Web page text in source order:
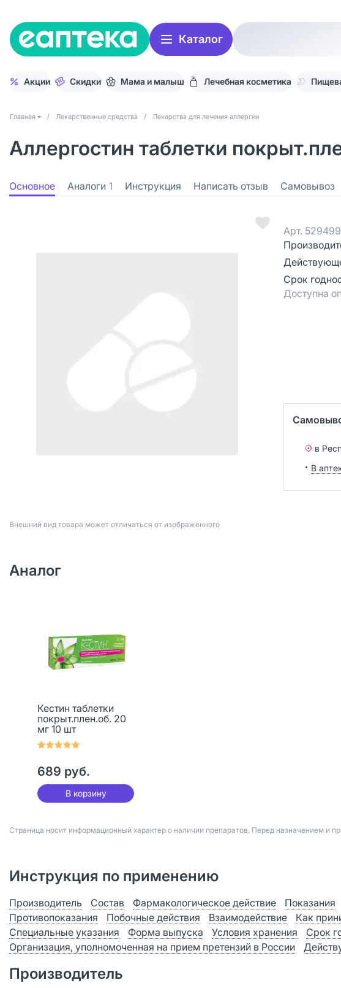
Каталог
Акции Скидки Мама и малыш Лечебная косметика
Главная / Лекарственные средства / Лекарства для лечения аллергии
Аллергостин таблетки
Основное Аналоги 1 Инструкция Написать отзыв Самовывоз
Bнешний вид товара может отличаться от изображённого
Арт. 529499
Срок
Доступна
в
В
Аналог
Кестин таблетки
покрыт.плен.об. 20
мг 10 шт
689 руб.
В корзину
Страница носит информационный характер о наличии препаратов. Перед назначением и
Инструкция по применению
Производитель Состав Фармакологическое действие Показания
Противопоказания
Побочные действия Взаимодействие Как
Специальные указания
Форма выпуска Условия хранения
Срок
Организация, уполномоченная на прием претензий в России
Производитель